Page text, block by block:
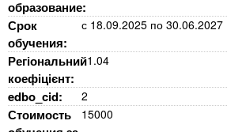
n
f
и
й
образование:
Срок
обучения:
с 18.09.2025по 30.06.2027
Регіональний
коефіцієнт:
1.04
edbo_cid: 2
Стоимость
15000